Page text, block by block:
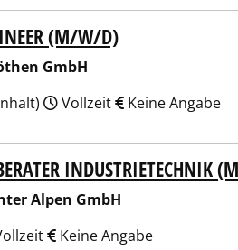
(M/W/D)
GmbH
Vollzeit Keine Angabe
INDUSTRIETECHNIK
Alpen GmbH
Keine Angabe